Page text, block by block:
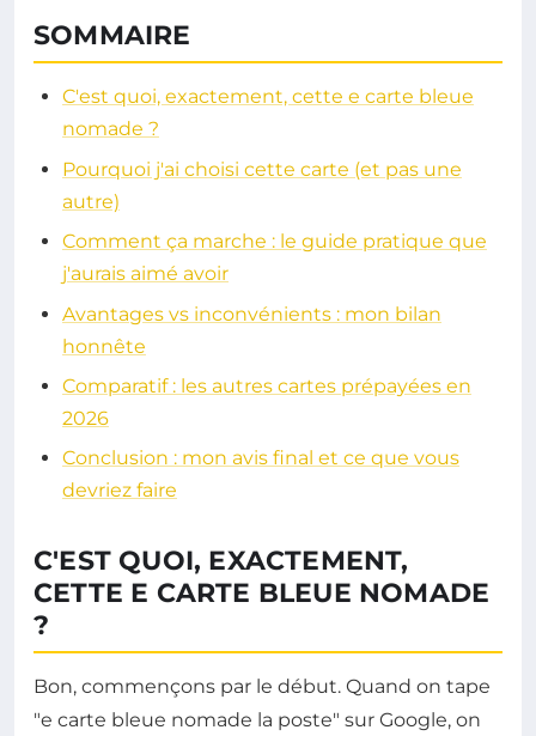
SOMMAIRE
C'est quoi, exactement, cette e carte bleue
nomade ?
Pourquoi j'ai choisi cette carte (et pas une
autre)
Comment ça marche : le guide pratique que
j'aurais aimé avoir
Avantages vs inconvénients : mon bilan
honnête
Comparatif : les autres cartes prépayées en
2026
Conclusion : mon avis final et ce que vous
devriez faire
C'EST QUOI, EXACTEMENT,
CETTE E CARTE BLEUE NOMADE
?
Bon, commençons par le début. Quand on tape
"e carte bleue nomade la poste" sur Google, on